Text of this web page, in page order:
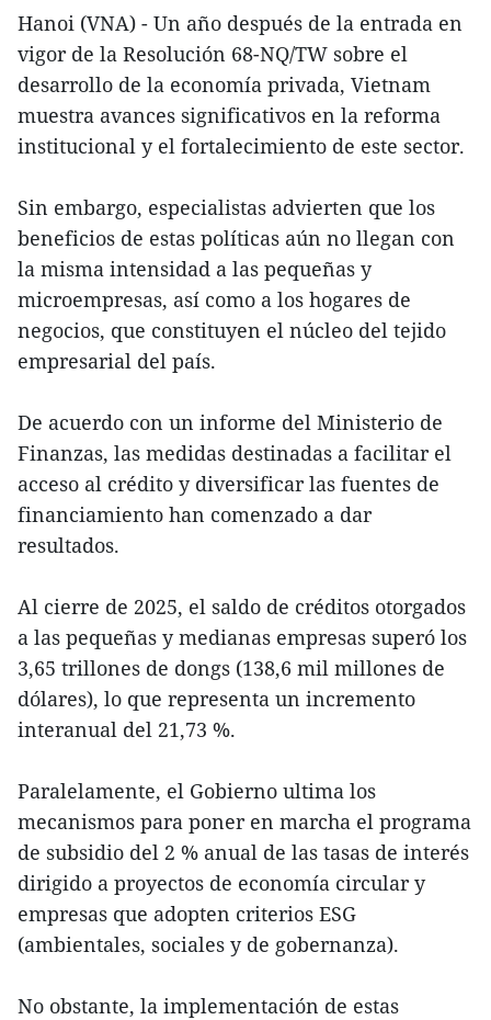
Hanoi (VNA) - Un año después de la entrada en
vigor de la Resolución 68-NQ/TW sobre el
desarrollo de la economía privada, Vietnam
muestra avances significativos en la reforma
institucional y el fortalecimiento de este sector.
Sin embargo, especialistas advierten que los
beneficios de estas políticas aún no llegan con
la misma intensidad a las pequeñas y
microempresas, así como a los hogares de
negocios, que constituyen el núcleo del tejido
empresarial del país.
De acuerdo con un informe del Ministerio de
Finanzas, las medidas destinadas a facilitar el
acceso al crédito y diversificar las fuentes de
financiamiento han comenzado a dar
resultados.
Al cierre de 2025, el saldo de créditos otorgados
a las pequeñas y medianas empresas superó los
3,65 trillones de dongs (138,6 mil millones de
dólares), lo que representa un incremento
interanual del 21,73 %.
Paralelamente, el Gobierno ultima los
mecanismos para poner en marcha el programa
de subsidio del 2 % anual de las tasas de interés
dirigido a proyectos de economía circular y
empresas que adopten criterios ESG
(ambientales, sociales y de gobernanza).
No obstante, la implementación de estas